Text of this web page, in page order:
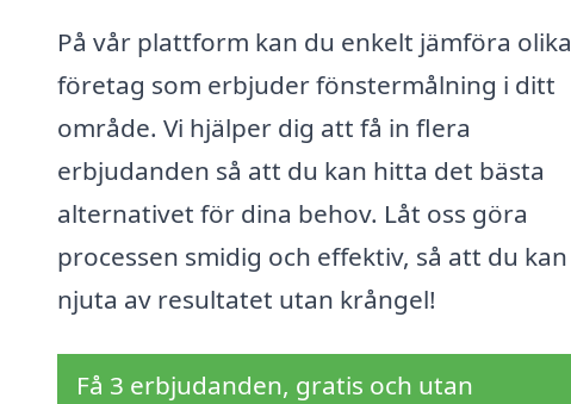
På vår plattform kan du enkelt jämföra olika
företag som erbjuder fönstermålning i ditt
område. Vi hjälper dig att få in flera
erbjudanden så att du kan hitta det bästa
alternativet för dina behov. Låt oss göra
processen smidig och effektiv, så att du kan
njuta av resultatet utan krångel!
Få 3 erbjudanden, gratis och utan